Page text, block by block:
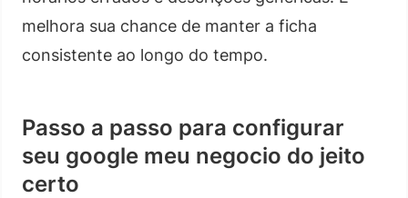
melhora sua chance de manter a ficha
consistente ao longo do tempo.
Passo a passo para configurar
seu google meu negocio do jeito
certo